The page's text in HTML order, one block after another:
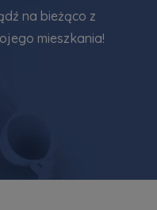
na bieżąco z
mieszkania!